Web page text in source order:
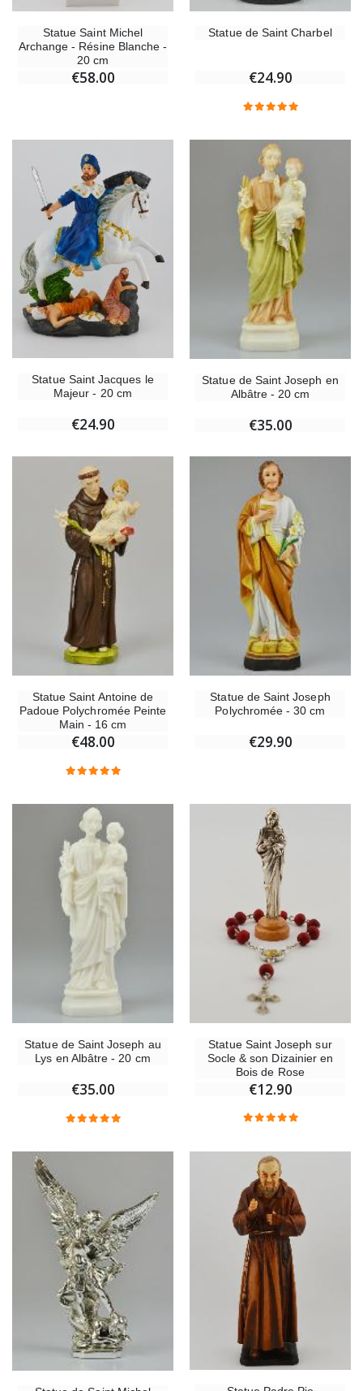
Statue Saint Michel
Archange - Résine Blanche -
20 cm
€58.00
Statue de Saint Charbel
€24.90
Statue Saint Jacques le
Majeur - 20 cm
€24.90
Statue de Saint Joseph en
Albâtre - 20 cm
€35.00
Statue Saint Antoine de
Padoue Polychromée Peinte
Main - 16 cm
€48.00
Statue de Saint Joseph
Polychromée - 30 cm
€29.90
Statue de Saint Joseph au
Lys en Albâtre - 20 cm
€35.00
Statue Saint Joseph sur
Socle & son Dizainier en
Bois de Rose
€12.90